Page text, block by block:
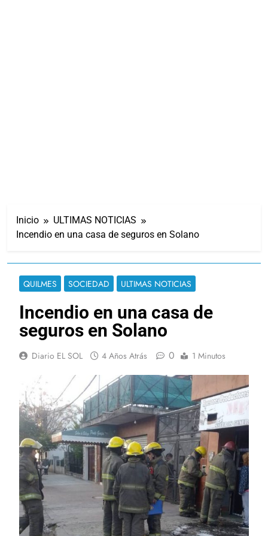
Inicio
ULTIMAS NOTICIAS
Incendio en una casa de seguros en Solano
QUILMES SOCIEDAD ULTIMAS NOTICIAS
Incendio en una casa de
seguros en Solano
Diario EL SOL 4 Años Atrás 0 1 Minutos